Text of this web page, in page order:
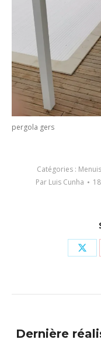
pergola gers
Catégories :
Par Luis Cunha
X
article
Dernière